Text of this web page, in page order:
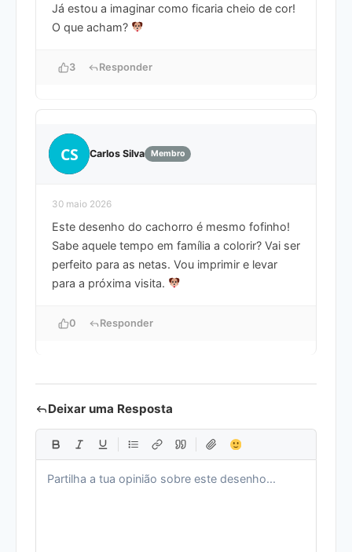
Já estou a imaginar como ficaria cheio de cor!
O que acham?
3 Responder
CS Carlos Silva Membro
30 maio 2026
Este desenho do cachorro é mesmo fofinho!
Sabe aquele tempo em família a colorir? Vai ser
perfeito para as netas. Vou imprimir e levar
para a próxima visita.
0 Responder
Deixar uma Resposta